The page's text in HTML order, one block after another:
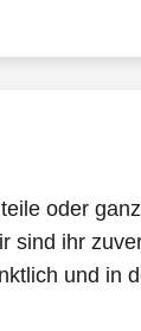
oder
sind ihr
und in